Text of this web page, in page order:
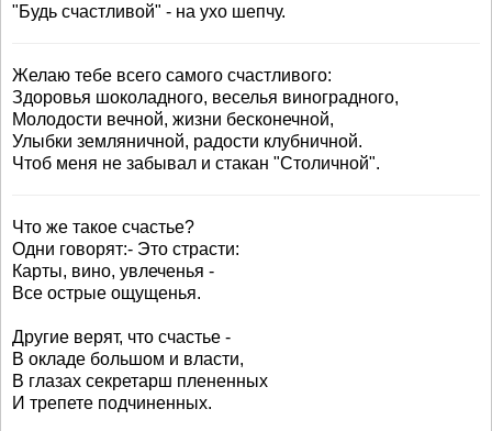
"Будь счастливой" - на ухо шепчу.
Желаю тебе всего самого счастливого:
Здоровья шоколадного, веселья виноградного,
Молодости вечной, жизни бесконечной,
Улыбки земляничной, радости клубничной.
Чтоб меня не забывал и стакан "Столичной".
Что же такое счастье?
Одни говорят:- Это страсти:
Карты, вино, увлеченья -
Все острые ощущенья.
Другие верят, что счастье -
В окладе большом и власти,
В глазах секретарш плененных
И трепете подчиненных.